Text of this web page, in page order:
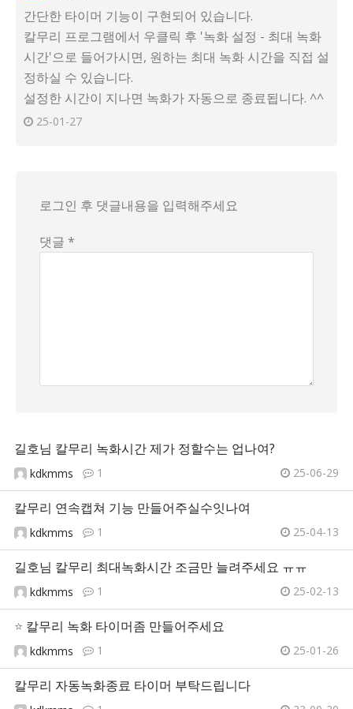
간단한 타이머 기능이 구현되어 있습니다.
칼무리 프로그램에서 우클릭 후 '녹화 설정 - 최대 녹화
시간'으로 들어가시면, 원하는 최대 녹화 시간을 직접 설
정하실 수 있습니다.
설정한 시간이 지나면 녹화가 자동으로 종료됩니다. ^^
25-01-27
로그인 후 댓글내용을 입력해주세요
댓글 *
길호님 칼무리 녹화시간 제가 정할수는 업나여?
kdkmms 1 25-06-29
칼무리 연속캡쳐 기능 만들어주실수잇나여
kdkmms 1 25-04-13
길호님 칼무리 최대녹화시간 조금만 늘려주세요 ㅠㅠ
kdkmms 1 25-02-13
⭐ 칼무리 녹화 타이머좀 만들어주세요
kdkmms 1 25-01-26
칼무리 자동녹화종료 타이머 부탁드립니다